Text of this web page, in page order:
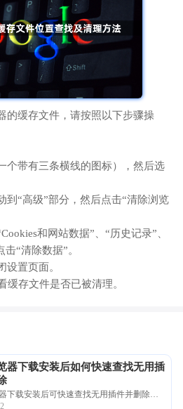
的缓存文件，请按照以下步骤操
个带有三条横线的图标），然后选
到“高级”部分，然后点击“清除浏览
和网站数据”、“历史记录”、
“清除数据”。
设置页面。
缓存文件是否已被清理。
器下载安装后如何快速查找无用插
下载安装后可快速查找无用插件并删除，